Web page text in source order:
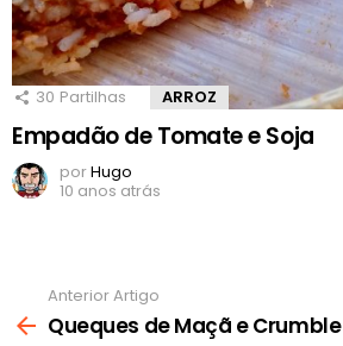
30 Partilhas ARROZ
Empadão de Tomate e Soja
porHugo
10 anos atrás
mais
Anterior Artigo
Queques de Maçã e Crumble